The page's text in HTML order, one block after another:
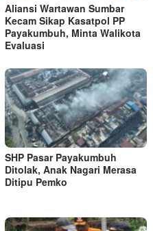
Aliansi Wartawan Sumbar
Kecam Sikap Kasatpol PP
Payakumbuh, Minta Walikota
Evaluasi
SHP Pasar Payakumbuh
Ditolak, Anak Nagari Merasa
Ditipu Pemko